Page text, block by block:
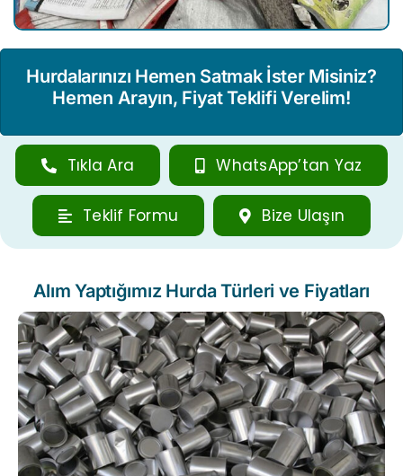
Hurdalarınızı Hemen Satmak İster Misiniz?
Hemen Arayın, Fiyat Teklifi Verelim!
Tıkla Ara WhatsApp’tan Yaz
Teklif Formu Bize Ulaşın
Alım Yaptığımız Hurda Türleri ve Fiyatları